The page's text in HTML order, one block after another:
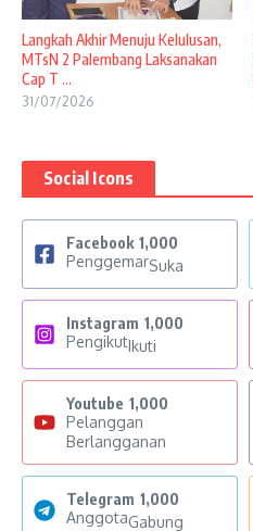
Langkah Akhir Menuju Kelulusan,
MTsN 2 Palembang Laksanakan
Cap T ...
31/07/2026
Social Icons
Facebook 1,000
PenggemarSuka
Instagram 1,000
PengikutIkuti
Youtube 1,000
Pelanggan
Berlangganan
Telegram 1,000
AnggotaGabung